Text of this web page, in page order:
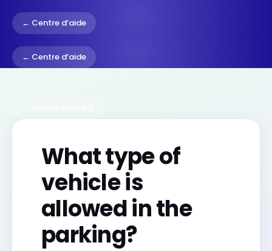
← Centre d’aide
← Centre d’aide
What type of
vehicle is
allowed in the
parking?